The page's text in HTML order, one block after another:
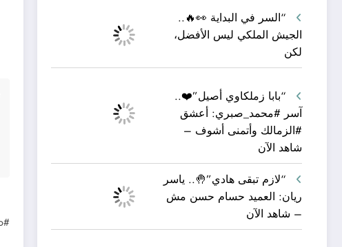
“السر في البداية 👀🔥..
الجيش الملكي ليس الأفضل،
لكن
“بابا زملكاوي أصيل”❤️..
آسر #محمد_صبري: أعشق
#الزمالك وأتمنى أشوف –
شاهد الآن
“لازم تبقى هادي”🤚.. ياسر
ريان: العميد حسام حسن مش
– شاهد الآن
#elite_studio #elitestudiio #ليفربول #استون_فيلا #الدوري_الانجليزي #اهداف_المباراة